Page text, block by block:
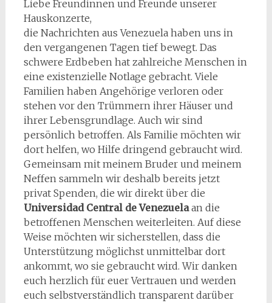
Liebe Freundinnen und Freunde unserer
Hauskonzerte,
die Nachrichten aus Venezuela haben uns in
den vergangenen Tagen tief bewegt. Das
schwere Erdbeben hat zahlreiche Menschen in
eine existenzielle Notlage gebracht. Viele
Familien haben Angehörige verloren oder
stehen vor den Trümmern ihrer Häuser und
ihrer Lebensgrundlage. Auch wir sind
persönlich betroffen. Als Familie möchten wir
dort helfen, wo Hilfe dringend gebraucht wird.
Gemeinsam mit meinem Bruder und meinem
Neffen sammeln wir deshalb bereits jetzt
privat Spenden, die wir direkt über die
Universidad Central de Venezuelaan die
betroffenen Menschen weiterleiten. Auf diese
Weise möchten wir sicherstellen, dass die
Unterstützung möglichst unmittelbar dort
ankommt, wo sie gebraucht wird. Wir danken
euch herzlich für euer Vertrauen und werden
euch selbstverständlich transparent darüber